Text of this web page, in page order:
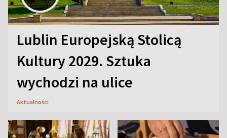
Lublin Europejską Stolicą
Kultury 2029. Sztuka
wychodzi na ulice
Aktualności